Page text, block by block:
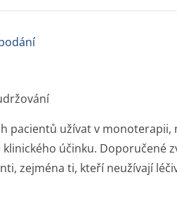
pacientů užívat v
účinku. Doporučené
zejména ti, kteří neužívají